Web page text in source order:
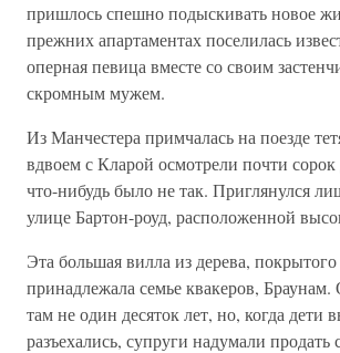
пришлось спешно подыскивать новое
прежних апартаментах поселилась
оперная певица вместе со своим
скромным мужем.
Из Манчестера примчалась на поезде
вдвоем с Кларой осмотрели почти
что-нибудь было не так. Приглянулся
улице Бартон-роуд, расположенной
Эта большая вилла из дерева,
принадлежала семье квакеров,
там не один десяток лет, но, когда дети
разъехались, супруги надумали